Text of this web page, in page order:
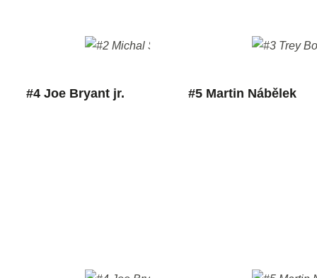
#4 Joe Bryant jr. #5 Martin Nábělek